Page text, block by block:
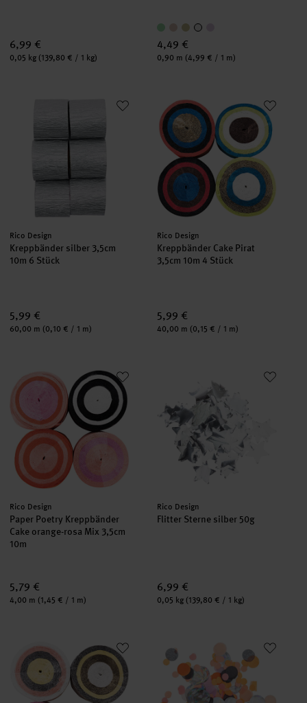
6,99 €
Inhalt:
0,05 kg (139,80 € / 1 kg)
4,49 €
Inhalt:
0,90 m (4,99 € / 1 m)
Kreppbänder silber 3,5cm 10m 6 Stück
Hersteller:
Rico Design
Kreppbänder silber 3,5cm
10m 6 Stück
5,99 €
Inhalt:
60,00 m (0,10 € / 1 m)
Kreppbänder Cake Pirat 3,5cm
Hersteller:
Rico Design
Kreppbänder Cake Pirat
3,5cm 10m 4 Stück
5,99 €
Inhalt:
40,00 m (0,15 € / 1 m)
Paper Poetry Kreppbänder Cake orange-rosa Mix 3,5cm 10m
Hersteller:
Rico Design
Paper Poetry Kreppbänder
Cake orange-rosa Mix 3,5cm
10m
5,79 €
Inhalt:
4,00 m (1,45 € / 1 m)
Flitter Sterne silber 50g
Hersteller:
Rico Design
Flitter Sterne silber 50g
6,99 €
Inhalt:
0,05 kg (139,80 € / 1 kg)
Kreppbänder Cake pastell 3,5cm 10m 4 StückKonfetti Mix Halloween 20g